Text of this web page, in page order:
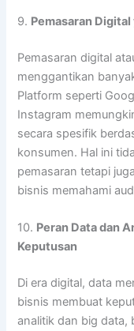
9. Pemasaran
Pemasaran digital
menggantikan
Platform seperti
Instagram
secara spesifik
konsumen. Hal ini
pemasaran tetapi
bisnis memahami
10. Peran Data dan
Keputusan
Di era digital, data
bisnis membuat
analitik dan big data,